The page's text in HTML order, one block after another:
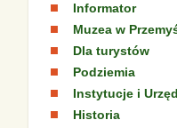
Informator
Muzea w
Dla turystów
Podziemia
Instytucje i
Historia